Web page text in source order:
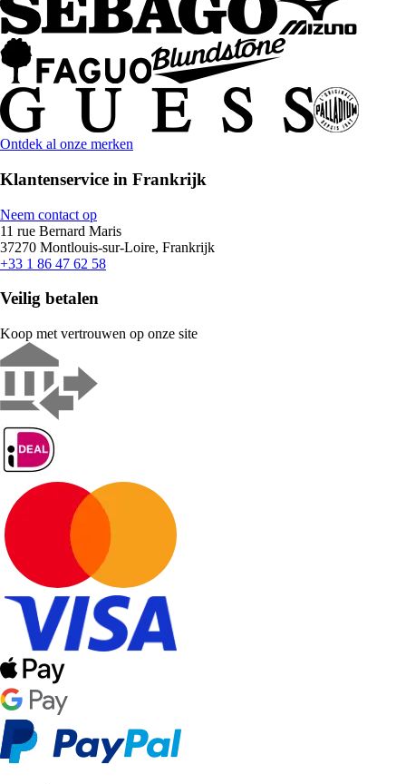
Ontdek al onze merken
Klantenservice in Frankrijk
Neem contact op
11 rue Bernard Maris
37270 Montlouis-sur-Loire, Frankrijk
+33 1 86 47 62 58
Veilig betalen
Koop met vertrouwen op onze site